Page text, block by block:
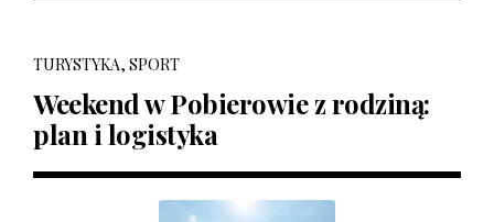
TURYSTYKA, SPORT
Weekend w Pobierowie z rodziną:
plan i logistyka